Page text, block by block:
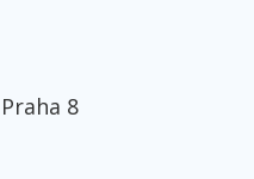
8